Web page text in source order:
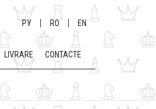
РУ RO EN
LIVRARE CONTACTE